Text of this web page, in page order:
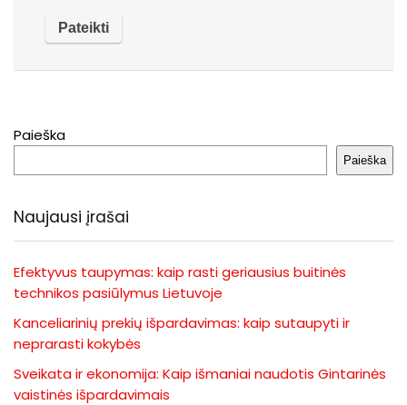
Paieška
Paieška
Naujausi įrašai
Efektyvus taupymas: kaip rasti geriausius buitinės
technikos pasiūlymus Lietuvoje
Kanceliarinių prekių išpardavimas: kaip sutaupyti ir
neprarasti kokybės
Sveikata ir ekonomija: Kaip išmaniai naudotis Gintarinės
vaistinės išpardavimais